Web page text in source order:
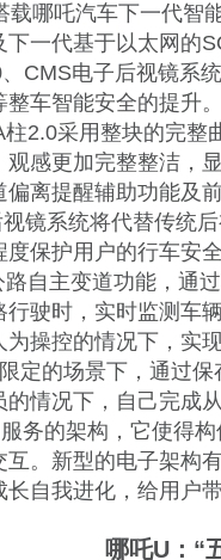
载哪吒汽车下一代智
下一代基于以太网的
、CMS电子后视镜系
车智能安全的提升。
柱2.0采用整块的完
观感更加完整整洁，
离提醒辅助功能及
镜系统将代替传统
保护用户的行车安全
路自主变道功能，通
行驶时，实时监测车
操控的情况下，实
定的场景下，通过保
情况下，自己完成
务的架构，它使得
互。新型的电子架构
自我进化，给用户
哪吒U：“